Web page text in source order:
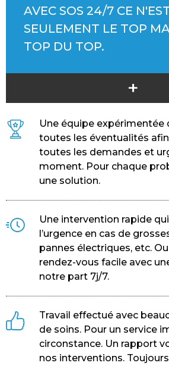
AVEC SOS 24/7 CE
SEULEMENT LE TOP
TOP DU TOP.
+
Une équipe expérimentée
toutes les éventualités
toutes les demandes et
moment. Pour chaque
une solution.
Une intervention rapide
l’urgence en cas de
pannes électriques, etc.
rendez-vous facile avec
notre part 7j/7.
Travail effectué avec
de soins. Pour un service
circonstance. Un rapport
nos interventions.